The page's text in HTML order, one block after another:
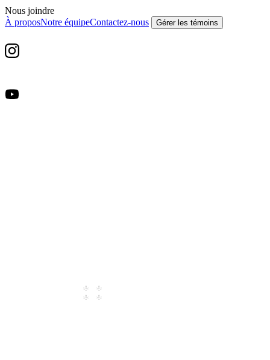
Nous joindre
À proposNotre équipeContactez-nous Gérer les témoins